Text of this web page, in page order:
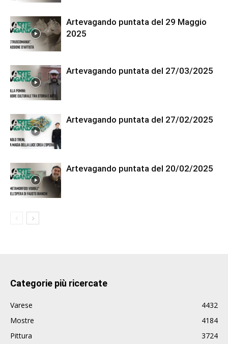
Artevagando puntata del 29 Maggio
2025
Artevagando puntata del 27/03/2025
Artevagando puntata del 27/02/2025
Artevagando puntata del 20/02/2025
Categorie più ricercate
Varese
4432
Mostre
4184
Pittura
3724